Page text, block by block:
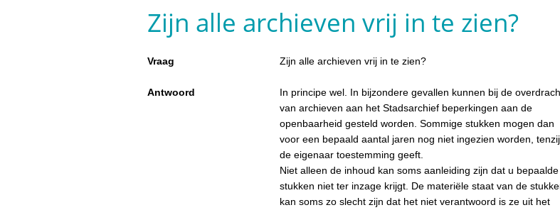
Zijn alle archieven vrij in te zien?
Vraag Zijn alle archieven vrij in te zien?
Antwoord
In principe wel. In bijzondere gevallen kunnen bij de
van archieven aan het Stadsarchief beperkingen aan de
openbaarheid gesteld worden. Sommige stukken mogen dan
voor een bepaald aantal jaren nog niet ingezien worden, tenzij
de eigenaar toestemming geeft.
Niet alleen de inhoud kan soms aanleiding zijn dat u bepaalde
stukken niet ter inzage krijgt. De materiële staat van de
kan soms zo slecht zijn dat het niet verantwoord is ze uit het